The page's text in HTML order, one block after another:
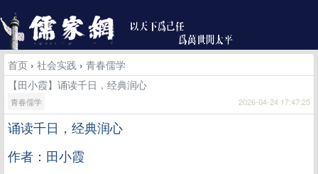
首页 › 社会实践 › 青春儒学
【田小霞】诵读千日，经典润心
青春儒学 2026-04-24 17:47:25
诵读千日，经典润心
作者：田小霞